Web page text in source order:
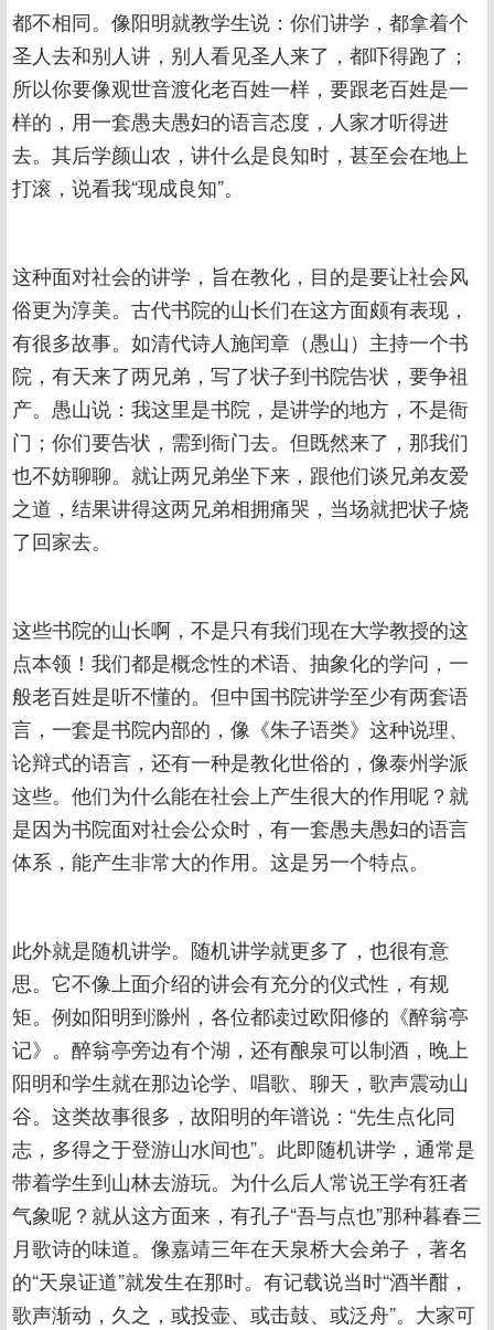
都不相同。像阳明就教学生说：你们讲学，都拿着个
圣人去和别人讲，别人看见圣人来了，都吓得跑了；
所以你要像观世音渡化老百姓一样，要跟老百姓是一
样的，用一套愚夫愚妇的语言态度，人家才听得进
去。其后学颜山农，讲什么是良知时，甚至会在地上
打滚，说看我“现成良知”。
这种面对社会的讲学，旨在教化，目的是要让社会风
俗更为淳美。古代书院的山长们在这方面颇有表现，
有很多故事。如清代诗人施闰章（愚山）主持一个书
院，有天来了两兄弟，写了状子到书院告状，要争祖
产。愚山说：我这里是书院，是讲学的地方，不是衙
门；你们要告状，需到衙门去。但既然来了，那我们
也不妨聊聊。就让两兄弟坐下来，跟他们谈兄弟友爱
之道，结果讲得这两兄弟相拥痛哭，当场就把状子烧
了回家去。
这些书院的山长啊，不是只有我们现在大学教授的这
点本领！我们都是概念性的术语、抽象化的学问，一
般老百姓是听不懂的。但中国书院讲学至少有两套语
言，一套是书院内部的，像《朱子语类》这种说理、
论辩式的语言，还有一种是教化世俗的，像泰州学派
这些。他们为什么能在社会上产生很大的作用呢？就
是因为书院面对社会公众时，有一套愚夫愚妇的语言
体系，能产生非常大的作用。这是另一个特点。
此外就是随机讲学。随机讲学就更多了，也很有意
思。它不像上面介绍的讲会有充分的仪式性，有规
矩。例如阳明到滁州，各位都读过欧阳修的《醉翁亭
记》。醉翁亭旁边有个湖，还有酿泉可以制酒，晚上
阳明和学生就在那边论学、唱歌、聊天，歌声震动山
谷。这类故事很多，故阳明的年谱说：“先生点化同
志，多得之于登游山水间也”。此即随机讲学，通常是
带着学生到山林去游玩。为什么后人常说王学有狂者
气象呢？就从这方面来，有孔子“吾与点也”那种暮春三
月歌诗的味道。像嘉靖三年在天泉桥大会弟子，著名
的“天泉证道”就发生在那时。有记载说当时“酒半酣，
歌声渐动，久之，或投壶、或击鼓、或泛舟”。大家可